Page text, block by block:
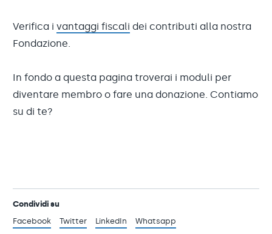
Verifica i vantaggi fiscali dei contributi alla nostra
Fondazione.
In fondo a questa pagina troverai i moduli per
diventare membro o fare una donazione. Contiamo
su di te?
Condividi su
Facebook
Twitter LinkedIn Whatsapp